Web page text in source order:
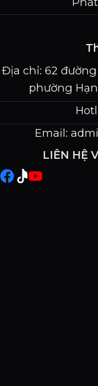
Địa chỉ: 62 đường
phường
Email:
LIÊN HỆ